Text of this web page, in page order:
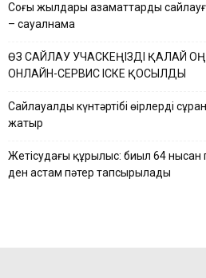
Соңғы жылдары азаматтардың
– сауалнама
ӨЗ САЙЛАУ УЧАСКЕҢІЗДІ ҚАЛАЙ
ОНЛАЙН-СЕРВИС ІСКЕ ҚОСЫЛДЫ
Сайлауалды күнтәртібі өңірлердің
жатыр
Жетісудағы құрылыс: биыл 64 нысан
ден астам пәтер тапсырылады